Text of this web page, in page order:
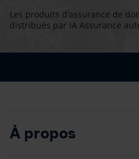
Les produits d’assurance de
distribués par iA Assurance
À propos